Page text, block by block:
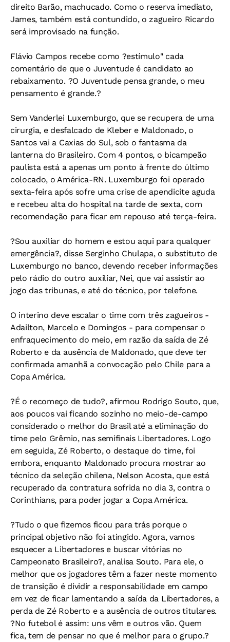
direito Barão, machucado. Como o reserva imediato,
James, também está contundido, o zagueiro Ricardo
será improvisado na função.
Flávio Campos recebe como ?estímulo" cada
comentário de que o Juventude é candidato ao
rebaixamento. ?O Juventude pensa grande, o meu
pensamento é grande.?
Sem Vanderlei Luxemburgo, que se recupera de uma
cirurgia, e desfalcado de Kleber e Maldonado, o
Santos vai a Caxias do Sul, sob o fantasma da
lanterna do Brasileiro. Com 4 pontos, o bicampeão
paulista está a apenas um ponto à frente do último
colocado, o América-RN. Luxemburgo foi operado
sexta-feira após sofre uma crise de apendicite aguda
e recebeu alta do hospital na tarde de sexta, com
recomendação para ficar em repouso até terça-feira.
?Sou auxiliar do homem e estou aqui para qualquer
emergência?, disse Serginho Chulapa, o substituto de
Luxemburgo no banco, devendo receber informações
pelo rádio do outro auxiliar, Nei, que vai assistir ao
jogo das tribunas, e até do técnico, por telefone.
O interino deve escalar o time com três zagueiros -
Adailton, Marcelo e Domingos - para compensar o
enfraquecimento do meio, em razão da saída de Zé
Roberto e da ausência de Maldonado, que deve ter
confirmada amanhã a convocação pelo Chile para a
Copa América.
?É o recomeço de tudo?, afirmou Rodrigo Souto, que,
aos poucos vai ficando sozinho no meio-de-campo
considerado o melhor do Brasil até a eliminação do
time pelo Grêmio, nas semifinais Libertadores. Logo
em seguida, Zé Roberto, o destaque do time, foi
embora, enquanto Maldonado procura mostrar ao
técnico da seleção chilena, Nelson Acosta, que está
recuperado da contratura sofrida no dia 3, contra o
Corinthians, para poder jogar a Copa América.
?Tudo o que fizemos ficou para trás porque o
principal objetivo não foi atingido. Agora, vamos
esquecer a Libertadores e buscar vitórias no
Campeonato Brasileiro?, analisa Souto. Para ele, o
melhor que os jogadores têm a fazer neste momento
de transição é dividir a responsabilidade em campo
em vez de ficar lamentando a saída da Libertadores, a
perda de Zé Roberto e a ausência de outros titulares.
?No futebol é assim: uns vêm e outros vão. Quem
fica, tem de pensar no que é melhor para o grupo.?